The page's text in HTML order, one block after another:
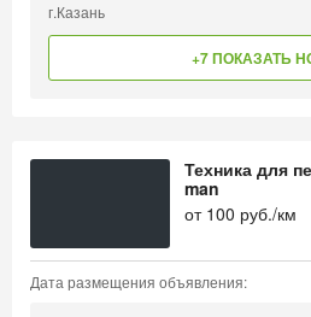
г.Казань
+7 ПОКАЗАТЬ
Техника для
man
от 100 руб./км
Дата размещения объявления: